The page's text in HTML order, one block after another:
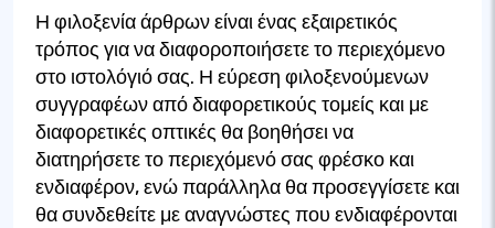
Η φιλοξενία άρθρων είναι ένας εξαιρετικός
τρόπος για να διαφοροποιήσετε το περιεχόμενο
στο ιστολόγιό σας. Η εύρεση φιλοξενούμενων
συγγραφέων από διαφορετικούς τομείς και με
διαφορετικές οπτικές θα βοηθήσει να
διατηρήσετε το περιεχόμενό σας φρέσκο και
ενδιαφέρον, ενώ παράλληλα θα προσεγγίσετε και
θα συνδεθείτε με αναγνώστες που ενδιαφέρονται